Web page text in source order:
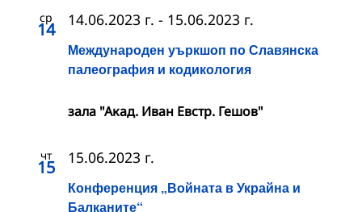
ср
14
Международен уъркшоп по Славянска
палеография и кодикология
14.06.2023 г. - 15.06.2023 г.
зала "Акад. Иван Евстр. Гешов"
чт
15
Конференция „Войната в Украйна и
Балканите“
15.06.2023 г.